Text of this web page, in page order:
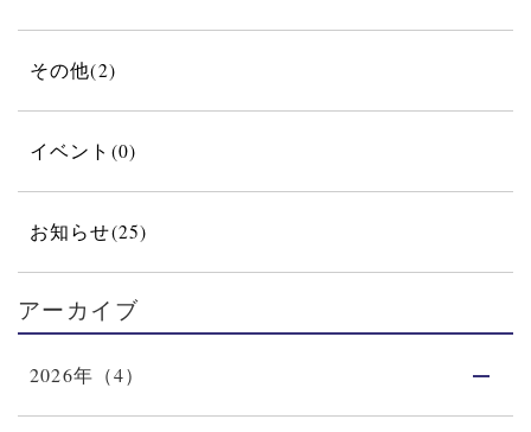
その他(2)
イベント(0)
お知らせ(25)
アーカイブ
2026年（4）